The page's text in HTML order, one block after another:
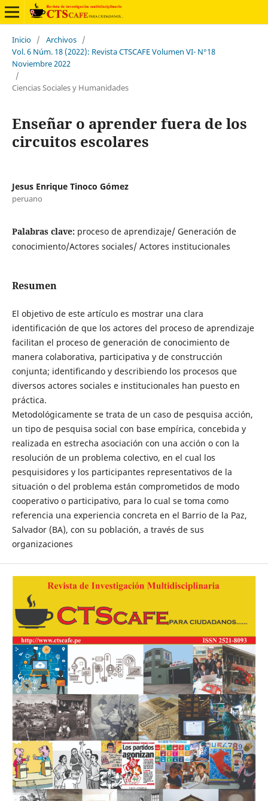
Inicio / Archivos /
Vol. 6 Núm. 18 (2022): Revista CTSCAFE Volumen VI- N°18
Noviembre 2022
/
Ciencias Sociales y Humanidades
Enseñar o aprender fuera de los
circuitos escolares
Jesus Enrique Tinoco Gómez
peruano
Palabras clave: proceso de aprendizaje/ Generación de
conocimiento/Actores sociales/ Actores institucionales
Resumen
El objetivo de este artículo es mostrar una clara
identificación de que los actores del proceso de aprendizaje
facilitan el proceso de generación de conocimiento de
manera colaborativa, participativa y de construcción
conjunta; identificando y describiendo los procesos que
diversos actores sociales e institucionales han puesto en
práctica.
Metodológicamente se trata de un caso de pesquisa acción,
un tipo de pesquisa social con base empírica, concebida y
realizada en estrecha asociación con una acción o con la
resolución de un problema colectivo, en el cual los
pesquisidores y los participantes representativos de la
situación o del problema están comprometidos de modo
cooperativo o participativo, para lo cual se toma como
referencia una experiencia concreta en el Barrio de la Paz,
Salvador (BA), con su población, a través de sus
organizaciones